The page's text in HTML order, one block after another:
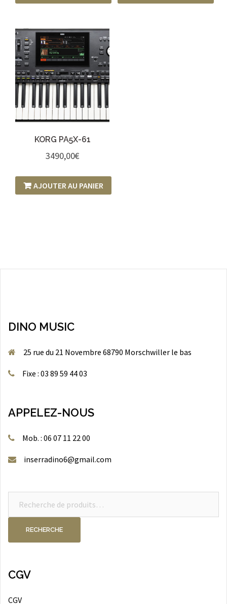
KORG PA5X-61
3490,00€
AJOUTER AU PANIER
DINO MUSIC
25 rue du 21 Novembre 68790 Morschwiller le bas
Fixe : 03 89 59 44 03
APPELEZ-NOUS
Mob. : 06 07 11 22 00
inserradino6@gmail.com
RECHERCHE
CGV
CGV